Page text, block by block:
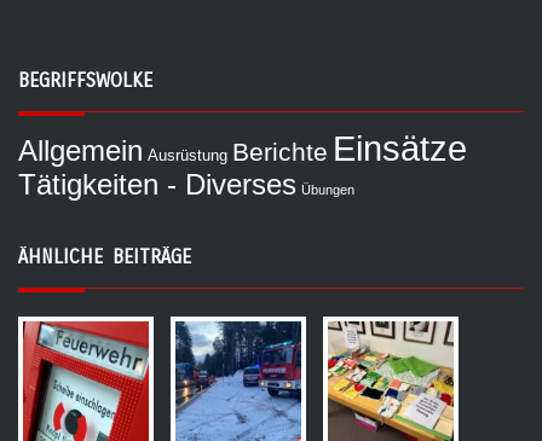
BEGRIFFSWOLKE
Allgemein Ausrüstung Berichte Einsätze
Tätigkeiten - Diverses Übungen
ÄHNLICHE BEITRÄGE